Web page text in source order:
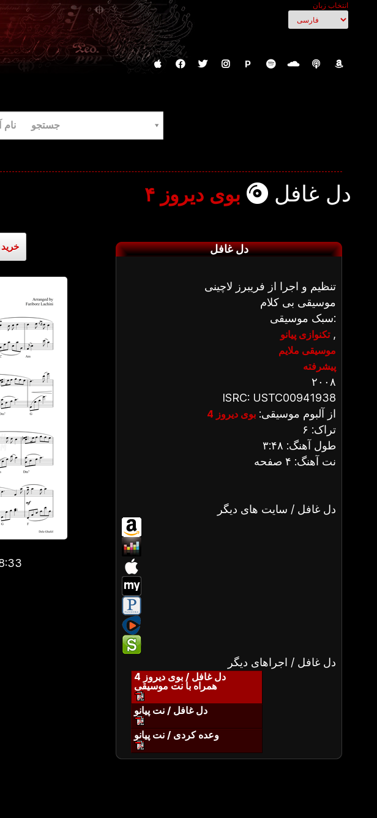
انتخاب زبان
P
جستجو نام
دل غافل بوی دیروز ۴
خرید نت دل غافل
تنظیم و اجرا از فریبرز لاچینی
موسیقی بی کلام
سبک موسیقی:
تکنوازی پیانو,
موسیقی ملایم
پیشرفته
۲۰۰۸
ISRC: USTC00941938
از آلبوم موسیقی: بوی دیروز 4
تراک: ۶
طول آهنگ: ۳:۴۸
نت آهنگ: ۴ صفحه
دل غافل / سایت های دیگر
دل غافل / اجراهای دیگر
دل غافل / بوی دیروز 4
همراه با نت موسیقی
دل غافل / نت پیانو
وعده کردی / نت پیانو